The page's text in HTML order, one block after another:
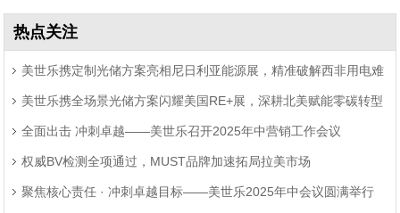
热点关注
美世乐携定制光储方案亮相尼日利亚能源展，精准破解西非用电难
题 美世乐携全场景光储方案闪耀美国RE+展，深耕北美赋能零碳转型
全面出击 冲刺卓越——美世乐召开2025年中营销工作会议
权威BV检测全项通过，MUST品牌加速拓局拉美市场
聚焦核心责任 · 冲刺卓越目标——美世乐2025年中会议圆满举行